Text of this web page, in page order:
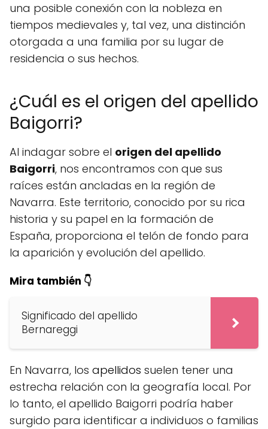
una posible conexión con la nobleza en
tiempos medievales y, tal vez, una distinción
otorgada a una familia por su lugar de
residencia o sus hechos.
¿Cuál es el origen del apellido
Baigorri?
Al indagar sobre el origen del apellido
Baigorri, nos encontramos con que sus
raíces están ancladas en la región de
Navarra. Este territorio, conocido por su rica
historia y su papel en la formación de
España, proporciona el telón de fondo para
la aparición y evolución del apellido.
Mira también 👇
Significado del apellido
Bernareggi
En Navarra, los apellidos suelen tener una
estrecha relación con la geografía local. Por
lo tanto, el apellido Baigorri podría haber
surgido para identificar a individuos o familias